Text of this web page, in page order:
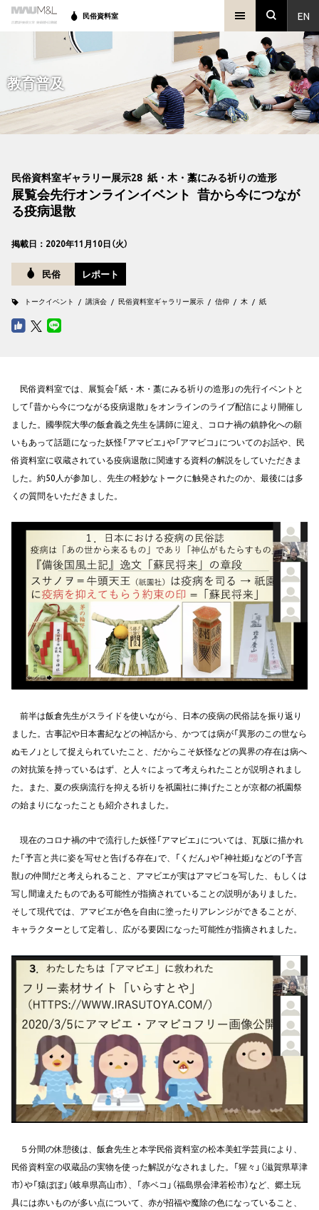
EN
民俗資料室
教育普及
民俗資料室ギャラリー展示28 紙・木・藁にみる祈りの造形
展覧会先行オンラインイベント 昔から今につなが
る疫病退散
掲載日：2020年11月10日（火）
民俗 レポート
トークイベント 講演会 民俗資料室ギャラリー展示 信仰 木 紙
民俗資料室では、展覧会「紙・木・藁にみる祈りの造形」の先行イベントと
して「昔から今につながる疫病退散」をオンラインのライブ配信により開催し
ました。國學院大學の飯倉義之先生を講師に迎え、コロナ禍の鎮静化への願
いもあって話題になった妖怪「アマビエ」や「アマビコ」についてのお話や、民
俗資料室に収蔵されている疫病退散に関連する資料の解説をしていただきま
した。約50人が参加し、先生の軽妙なトークに触発されたのか、最後には多
くの質問をいただきました。
前半は飯倉先生がスライドを使いながら、日本の疫病の民俗誌を振り返り
ました。古事記や日本書紀などの神話から、かつては病が「異形のこの世なら
ぬモノ」として捉えられていたこと、だからこそ妖怪などの異界の存在は病へ
の対抗策を持っているはず、と人々によって考えられたことが説明されまし
た。また、夏の疾病流行を抑える祈りを祇園社に捧げたことが京都の祇園祭
の始まりになったことも紹介されました。
現在のコロナ禍の中で流行した妖怪「アマビエ」については、瓦版に描かれ
た「予言と共に姿を写せと告げる存在」で、「くだん」や「神社姫」などの「予言
獣」の仲間だと考えられること、アマビエが実はアマビコを写した、もしくは
写し間違えたものである可能性が指摘されていることの説明がありました。
そして現代では、アマビエが色を自由に塗ったりアレンジができることが、
キャラクターとして定着し、広がる要因になった可能性が指摘されました。
５分間の休憩後は、飯倉先生と本学民俗資料室の松本美虹学芸員により、
民俗資料室の収蔵品の実物を使った解説がなされました。「猩々」（滋賀県草津
市）や「猿ぼぼ」（岐阜県高山市）、「赤ベコ」（福島県会津若松市）など、郷土玩
具には赤いものが多い点について、赤が招福や魔除の色になっていること、